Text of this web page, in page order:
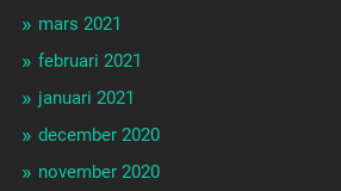
mars 2021
februari 2021
januari 2021
december 2020
november 2020